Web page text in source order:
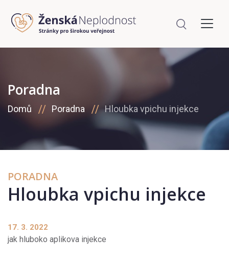
Poradna
Domů Poradna Hloubka vpichu injekce
PORADNA
Hloubka vpichu injekce
17. 3. 2022
jak hluboko aplikova injekce